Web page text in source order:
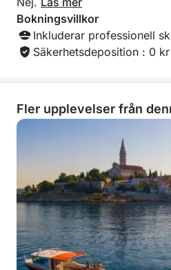
upptäcka Rovinjs och
Kontakta oss nu och skapa
Bokningsvillkor
Inkluderar professionell
Säkerhetsdeposition : 0 kr
Fler upplevelser från